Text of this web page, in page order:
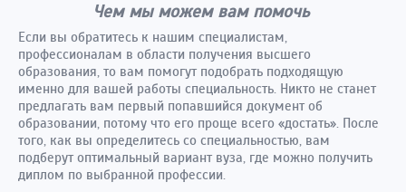
Чем мы можем вам помочь
Если вы обратитесь к нашим специалистам,
профессионалам в области получения высшего
образования, то вам помогут подобрать подходящую
именно для вашей работы специальность. Никто не станет
предлагать вам первый попавшийся документ об
образовании, потому что его проще всего «достать». После
того, как вы определитесь со специальностью, вам
подберут оптимальный вариант вуза, где можно получить
диплом по выбранной профессии.